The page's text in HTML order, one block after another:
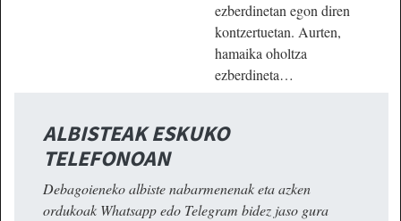
ezberdinetan egon diren
kontzertuetan. Aurten,
hamaika oholtza
ezberdineta…
ALBISTEAK ESKUKO
TELEFONOAN
Debagoieneko albiste nabarmenenak eta azken
ordukoak Whatsapp edo Telegram bidez jaso gura